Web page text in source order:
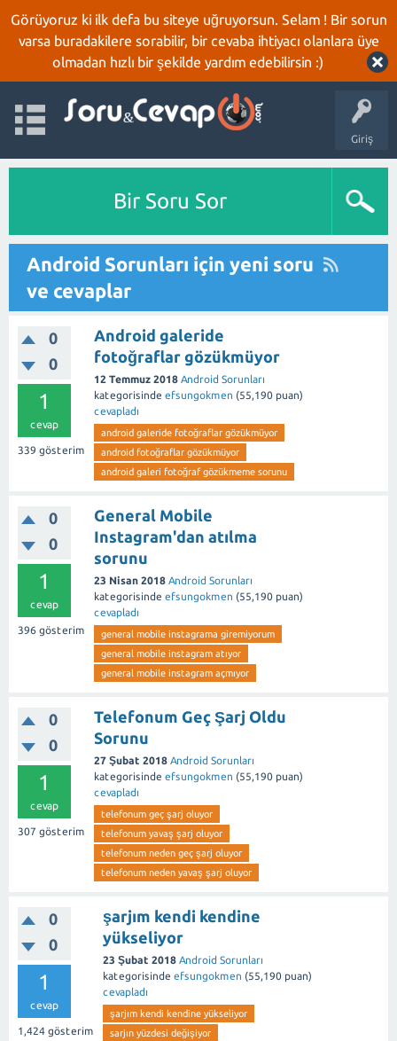
Görüyoruz ki ilk defa bu siteye uğruyorsun. Selam ! Bir sorun
varsa buradakilere sorabilir, bir cevaba ihtiyacı olanlara üye
olmadan hızlı bir şekilde yardım edebilirsin :)
Giriş
Bir Soru Sor
Android Sorunları için yeni soru
ve cevaplar
0
0
1
cevap
339 gösterim
Android galeride
fotoğraflar gözükmüyor
12 Temmuz 2018 Android Sorunları
kategorisinde efsungokmen (55,190 puan)
cevapladı
android galeride fotoğraflar gözükmüyor
android fotoğraflar gözükmüyor
android galeri fotoğraf gözükmeme sorunu
0
0
1
cevap
396 gösterim
General Mobile
Instagram'dan atılma
sorunu
23 Nisan 2018 Android Sorunları
kategorisinde efsungokmen (55,190 puan)
cevapladı
general mobile instagrama giremiyorum
general mobile instagram atıyor
general mobile instagram açmıyor
0
0
1
cevap
307 gösterim
Telefonum Geç Şarj Oldu
Sorunu
27 Şubat 2018 Android Sorunları
kategorisinde efsungokmen (55,190 puan)
cevapladı
telefonum geç şarj oluyor
telefonum yavaş şarj oluyor
telefonum neden geç şarj oluyor
telefonum neden yavaş şarj oluyor
0
0
1
cevap
1,424 gösterim
şarjım kendi kendine
yükseliyor
23 Şubat 2018 Android Sorunları
kategorisinde efsungokmen (55,190 puan)
cevapladı
şarjım kendi kendine yükseliyor
sarjın yüzdesi değişiyor